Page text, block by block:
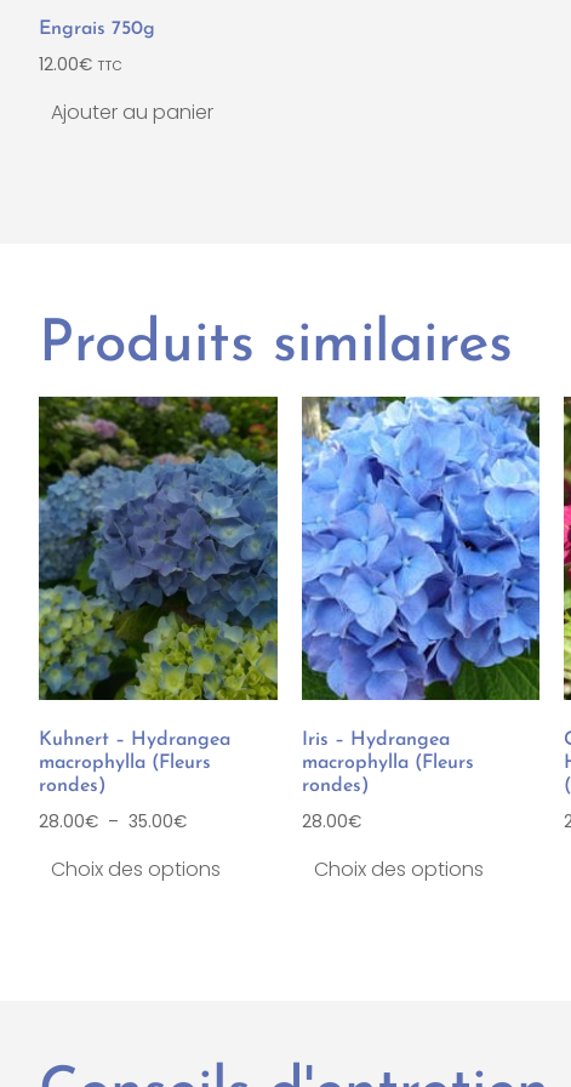
Engrais 750g
12.00€ TTC
Ajouter au panier
Produits similaires
Kuhnert – Hydrangea
macrophylla (Fleurs
rondes)
28.00€ – 35.00€
Choix des options
Iris – Hydrangea
macrophylla (Fleurs
rondes)
28.00€
Choix des options